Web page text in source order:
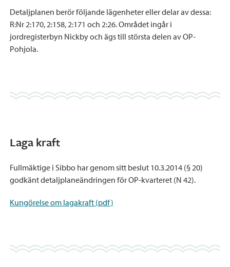
Detaljplanen berör följande lägenheter eller delar av dessa:
R:Nr 2:170, 2:158, 2:171 och 2:26. Området ingår i
jordregisterbyn Nickby och ägs till största delen av OP-
Pohjola.
Laga kraft
Fullmäktige i Sibbo har genom sitt beslut 10.3.2014 (§ 20)
godkänt detaljplaneändringen för OP-kvarteret (N 42).
Kungörelse om lagakraft (pdf)